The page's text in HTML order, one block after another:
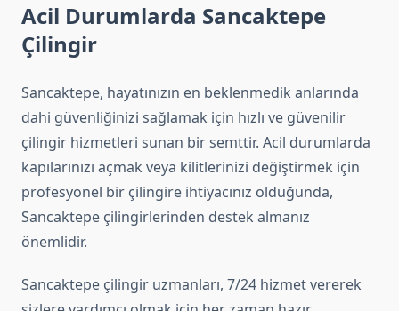
Acil Durumlarda Sancaktepe
Çilingir
Sancaktepe, hayatınızın en beklenmedik anlarında
dahi güvenliğinizi sağlamak için hızlı ve güvenilir
çilingir hizmetleri sunan bir semttir. Acil durumlarda
kapılarınızı açmak veya kilitlerinizi değiştirmek için
profesyonel bir çilingire ihtiyacınız olduğunda,
Sancaktepe çilingirlerinden destek almanız
önemlidir.
Sancaktepe çilingir uzmanları, 7/24 hizmet vererek